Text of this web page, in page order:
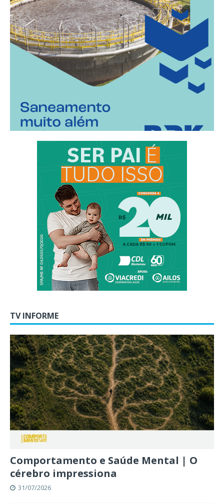
TV INFORME
Comportamento e Saúde Mental | O
cérebro impressiona
31/07/2026